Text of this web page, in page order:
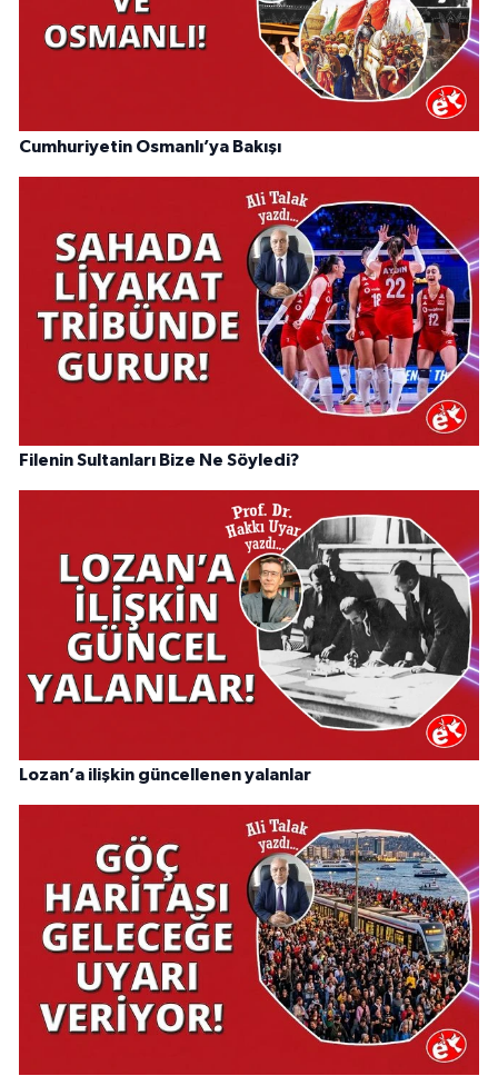
Cumhuriyetin Osmanlı’ya Bakışı
Filenin Sultanları Bize Ne Söyledi?
Lozan’a ilişkin güncellenen yalanlar